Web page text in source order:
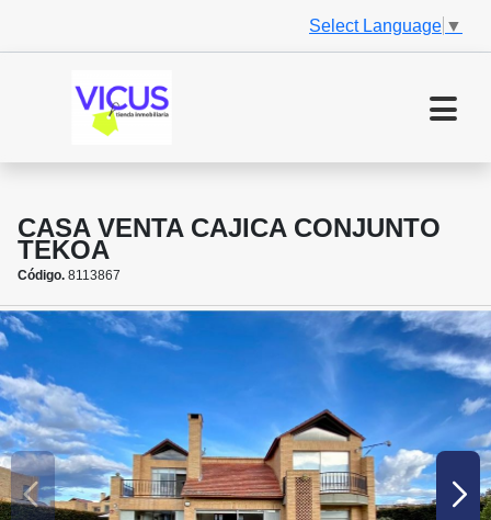
Select Language ▼
CASA VENTA CAJICA CONJUNTO
TEKOA
Código. 8113867